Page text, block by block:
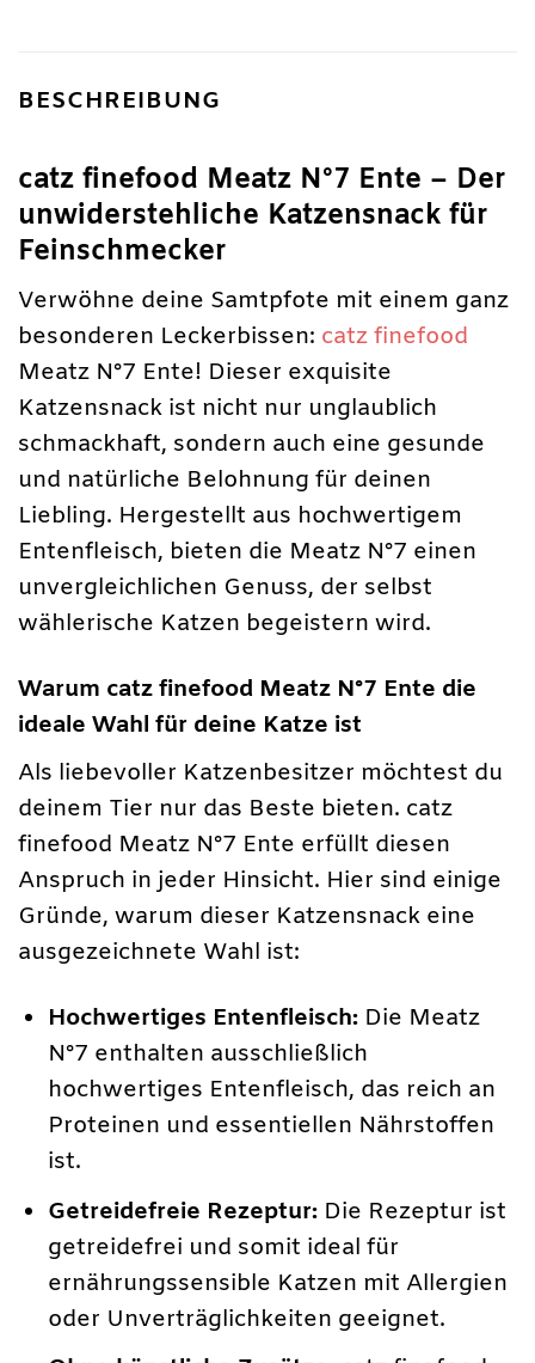
BESCHREIBUNG
catz finefood Meatz N°7 Ente – Der
unwiderstehliche Katzensnack für
Feinschmecker
Verwöhne deine Samtpfote mit einem ganz
besonderen Leckerbissen: catz finefood
Meatz N°7 Ente! Dieser exquisite
Katzensnack ist nicht nur unglaublich
schmackhaft, sondern auch eine gesunde
und natürliche Belohnung für deinen
Liebling. Hergestellt aus hochwertigem
Entenfleisch, bieten die Meatz N°7 einen
unvergleichlichen Genuss, der selbst
wählerische Katzen begeistern wird.
Warum catz finefood Meatz N°7 Ente die
ideale Wahl für deine Katze ist
Als liebevoller Katzenbesitzer möchtest du
deinem Tier nur das Beste bieten. catz
finefood Meatz N°7 Ente erfüllt diesen
Anspruch in jeder Hinsicht. Hier sind einige
Gründe, warum dieser Katzensnack eine
ausgezeichnete Wahl ist:
Hochwertiges Entenfleisch: Die Meatz
N°7 enthalten ausschließlich
hochwertiges Entenfleisch, das reich an
Proteinen und essentiellen Nährstoffen
ist.
Getreidefreie Rezeptur: Die Rezeptur ist
getreidefrei und somit ideal für
ernährungssensible Katzen mit Allergien
oder Unverträglichkeiten geeignet.